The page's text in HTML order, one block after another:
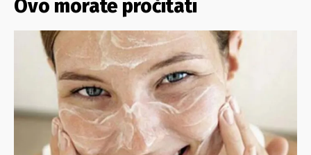
Ovo morate pročitati